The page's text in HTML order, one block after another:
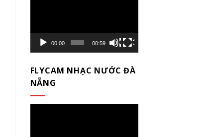
00:00 00:59
FLYCAM NHẠC NƯỚC ĐÀ
NẴNG